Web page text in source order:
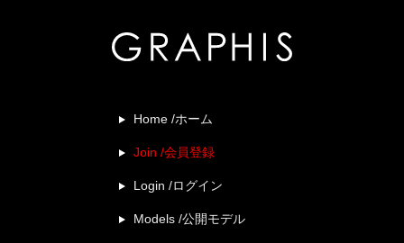
Home /ホーム
Join /会員登録
Login /ログイン
Models /公開モデル